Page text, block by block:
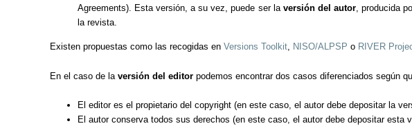
Agreements). Esta versión, a su vez, puede ser la versión del autor, producida
la revista.
Existen propuestas como las recogidas en Versions Toolkit, NISO/ALPSP o RIVER
En el caso de la versión del editor podemos encontrar dos casos diferenciados según
El editor es el propietario del copyright (en este caso, el autor debe depositar la
El autor conserva todos sus derechos (en este caso, el autor debe depositar esta